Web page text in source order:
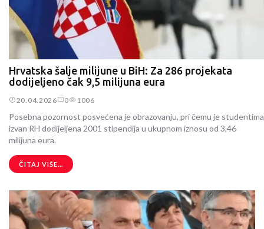
Hrvatska šalje milijune u BiH: Za 286 projekata
dodijeljeno čak 9,5 milijuna eura
20.04.2026 0 1006
Posebna pozornost posvećena je obrazovanju, pri čemu je studentima
izvan RH dodijeljena 2001 stipendija u ukupnom iznosu od 3,46
milijuna eura.
ČITAJ VIŠE...